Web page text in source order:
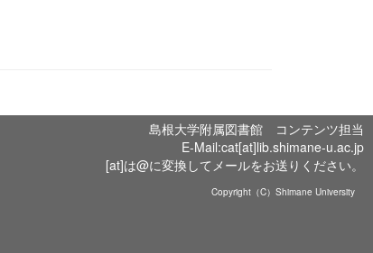
島根大学附属図書館 コンテンツ担当
E-Mail:cat[at]lib.shimane-u.ac.jp
[at]は@に変換してメールをお送りください。
Copyright（C）Shimane University